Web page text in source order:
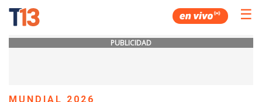
☰
PUBLICIDAD
MUNDIAL 2026